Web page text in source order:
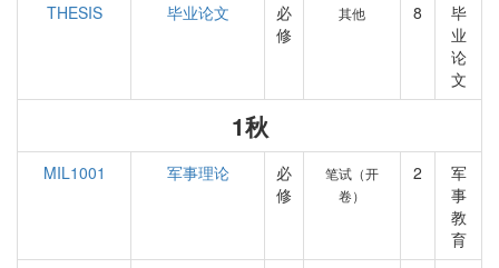
THESIS 毕业论文
必
修
其他 8
毕
业
论
文
1秋
MIL1001 军事理论
必
修
笔试（开
卷）
2
军
事
教
育